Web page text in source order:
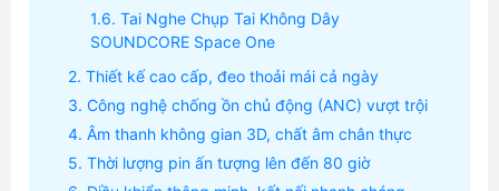
Tai Nghe Chụp Tai Không Dây
SOUNDCORE Space One
Thiết kế cao cấp, đeo thoải mái cả ngày
Công nghệ chống ồn chủ động (ANC) vượt trội
Âm thanh không gian 3D, chất âm chân thực
Thời lượng pin ấn tượng lên đến 80 giờ